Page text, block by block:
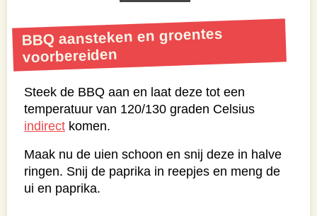
BBQ aansteken en groentes
voorbereiden
Steek de BBQ aan en laat deze tot een
temperatuur van 120/130 graden Celsius
indirect komen.
Maak nu de uien schoon en snij deze in halve
ringen. Snij de paprika in reepjes en meng de
ui en paprika.